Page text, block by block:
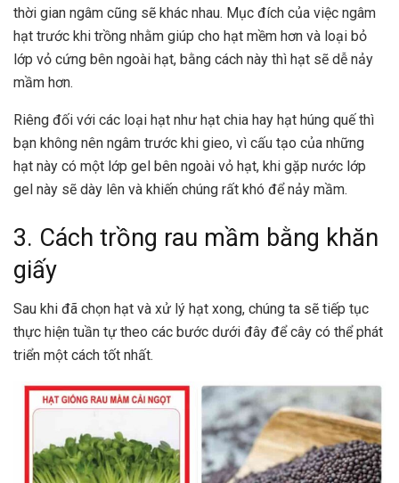
thời gian ngâm cũng sẽ khác nhau. Mục đích của việc ngâm
hạt trước khi trồng nhằm giúp cho hạt mềm hơn và loại bỏ
lớp vỏ cứng bên ngoài hạt, bằng cách này thì hạt sẽ dễ nảy
mầm hơn.
Riêng đối với các loại hạt như hạt chia hay hạt húng quế thì
bạn không nên ngâm trước khi gieo, vì cấu tạo của những
hạt này có một lớp gel bên ngoài vỏ hạt, khi gặp nước lớp
gel này sẽ dày lên và khiến chúng rất khó để nảy mầm.
3. Cách trồng rau mầm bằng khăn
giấy
Sau khi đã chọn hạt và xử lý hạt xong, chúng ta sẽ tiếp tục
thực hiện tuần tự theo các bước dưới đây để cây có thể phát
triển một cách tốt nhất.